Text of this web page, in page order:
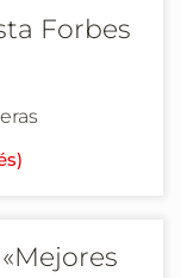
Forbes